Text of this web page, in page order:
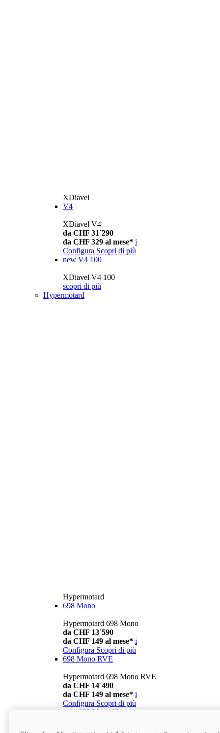
XDiavel
V4
XDiavel V4
da CHF 31´290
da CHF 329 al mese* i
Configura Scopri di più
new V4 100
XDiavel V4 100
scopri di più
Hypermotard
Hypermotard
698 Mono
Hypermotard 698 Mono
da CHF 13´590
da CHF 149 al mese* i
Configura Scopri di più
698 Mono RVE
Hypermotard 698 Mono RVE
da CHF 14´490
da CHF 149 al mese* i
Configura Scopri di più
698 Mono Nera
Hypermotard 698 Mono Nera